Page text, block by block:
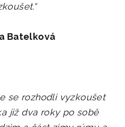
“
Batelková
se rozhodli vyzkoušet
již dva roky po sobě